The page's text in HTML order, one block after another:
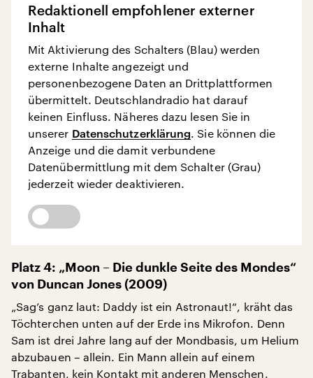
Redaktionell empfohlener externer
Inhalt
Mit Aktivierung des Schalters (Blau) werden
externe Inhalte angezeigt und
personenbezogene Daten an Drittplattformen
übermittelt. Deutschlandradio hat darauf
keinen Einfluss. Näheres dazu lesen Sie in
unserer Datenschutzerklärung. Sie können die
Anzeige und die damit verbundene
Datenübermittlung mit dem Schalter (Grau)
jederzeit wieder deaktivieren.
Platz 4: „Moon – Die dunkle Seite des Mondes“
von Duncan Jones (2009)
„Sag’s ganz laut: Daddy ist ein Astronaut!“, kräht das
Töchterchen unten auf der Erde ins Mikrofon. Denn
Sam ist drei Jahre lang auf der Mondbasis, um Helium
abzubauen – allein. Ein Mann allein auf einem
Trabanten, kein Kontakt mit anderen Menschen.